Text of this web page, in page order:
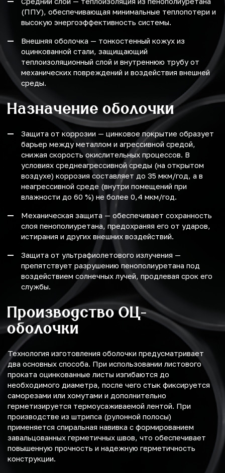
(ППУ), обеспечивающая минимальные теплопотери и
высокую энергоэффективность системы.
Внешняя оболочка — тонкостенный кожух из
оцинкованной стали, защищающий
теплоизоляционный слой и внутреннюю трубу от
механических повреждений и воздействия внешней
среды.
Назначение оболочки
Защита от коррозии — цинковое покрытие образует
барьер между металлом и агрессивной средой,
снижая скорость окислительных процессов. В
условиях среднеагрессивной среды (на открытом
воздухе) коррозия составляет до 35 мкм/год, а в
неагрессивной среде (внутри помещений при
влажности до 60 %) не более 0,4 мкм/год.
Механическая защита — обеспечивает сохранность
слоя пенополиуретана, предохраняя его от ударов,
истирания и других внешних воздействий.
Защита от ультрафиолетового излучения —
препятствует разрушению пенополиуретана под
воздействием солнечных лучей, продлевая срок его
службы.
Производство ОЦ-
оболочки
Технология изготовления оболочки предусматривает
два основных способа. При использовании листового
проката оцинкованные листы изгибаются до
необходимого диаметра, после чего стык фиксируется
саморезами или хомутами и дополнительно
герметизируется термоусаживаемой лентой. При
производстве из штрипса (рулонной полосы)
применяется спиральная навивка с формированием
завальцованных герметичных швов, что обеспечивает
повышенную прочность и надежную герметичность
конструкции.